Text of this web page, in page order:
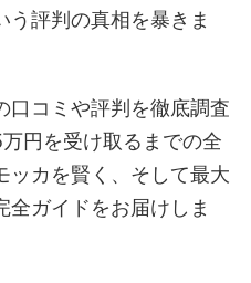
う評判の真相を暴きま
口コミや評判を徹底調査
円を受け取るまでの全
ッカを賢く、そして最大
全ガイドをお届けしま